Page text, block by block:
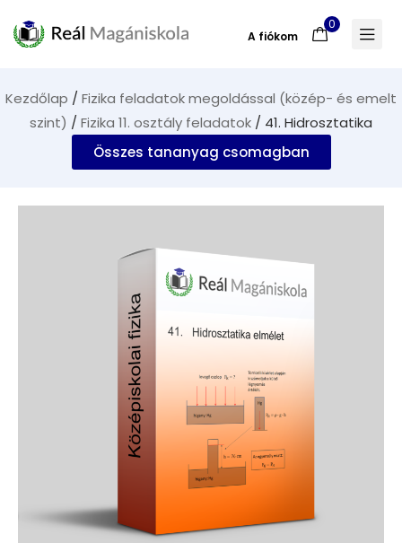
A fiókom
0
Kezdőlap / Fizika feladatok megoldással (közép- és emelt
szint) / Fizika 11. osztály feladatok / 41. Hidrosztatika
Összes tananyag csomagban